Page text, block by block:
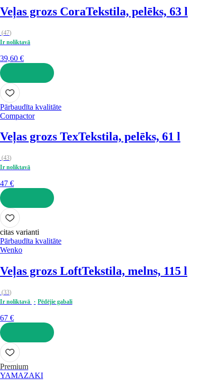
Veļas grozs CoraTekstila, pelēks, 63 l
(47)
Ir noliktavā
39,60 €
LIKT GROZĀ
Pārbaudīta kvalitāte
Compactor
Veļas grozs TexTekstila, pelēks, 61 l
(43)
Ir noliktavā
47 €
LIKT GROZĀ
citas varianti
Pārbaudīta kvalitāte
Wenko
Veļas grozs LoftTekstila, melns, 115 l
(33)
Ir noliktavā
Pēdējie gabali
67 €
LIKT GROZĀ
Premium
YAMAZAKI